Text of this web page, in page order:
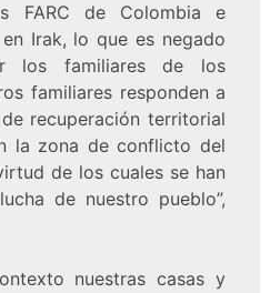
FARC de Colombia e
Irak, lo que es negado
los familiares de los
familiares responden a
recuperación territorial
la zona de conflicto del
de los cuales se han
de nuestro pueblo”,
nuestras casas y